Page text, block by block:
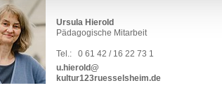
Ursula Hierold
Pädagogische Mitarbeit
Tel.:
0 61 42 / 16 22 73 1
u.hierold@
kultur123ruesselsheim.de